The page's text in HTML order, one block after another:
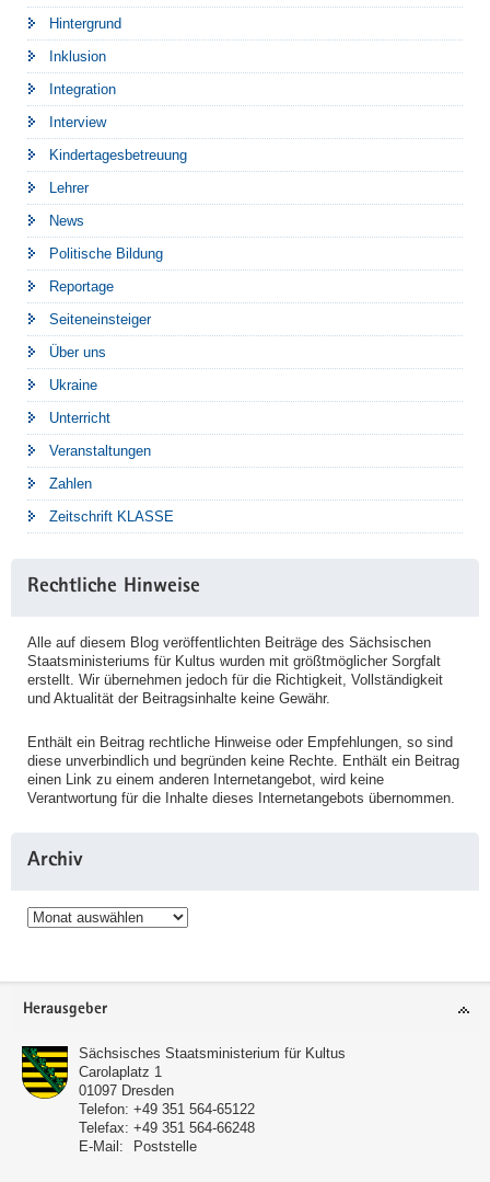
Hintergrund
Inklusion
Integration
Interview
Kindertagesbetreuung
Lehrer
News
Politische Bildung
Reportage
Seiteneinsteiger
Über uns
Ukraine
Unterricht
Veranstaltungen
Zahlen
Zeitschrift KLASSE
Rechtliche Hinweise
Alle auf diesem Blog veröffentlichten Beiträge des Sächsischen
Staatsministeriums für Kultus wurden mit größtmöglicher Sorgfalt
erstellt. Wir übernehmen jedoch für die Richtigkeit, Vollständigkeit
und Aktualität der Beitragsinhalte keine Gewähr.
Enthält ein Beitrag rechtliche Hinweise oder Empfehlungen, so sind
diese unverbindlich und begründen keine Rechte. Enthält ein Beitrag
einen Link zu einem anderen Internetangebot, wird keine
Verantwortung für die Inhalte dieses Internetangebots übernommen.
Archiv
Archiv
Service
Herausgeber
Sächsisches Staatsministerium für Kultus
Carolaplatz 1
01097 Dresden
Telefon: +49 351 564-65122
Telefax: +49 351 564-66248
E-Mail:
Poststelle